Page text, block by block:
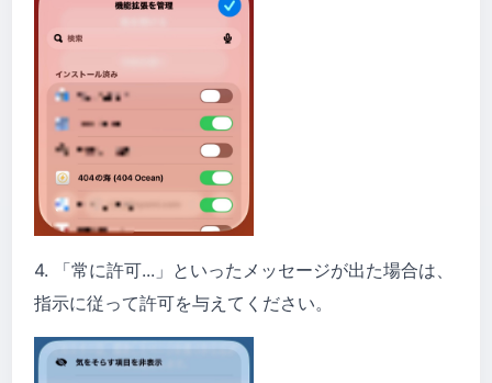
4. 「常に許可...」といったメッセージが出た場合は、
指示に従って許可を与えてください。